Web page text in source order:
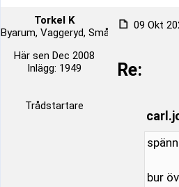
Torkel K
Byarum, Vaggeryd, Småland, Sverige
Här sen Dec 2008
Inlägg: 1949
Trådstartare
09 Okt
Re:
bur